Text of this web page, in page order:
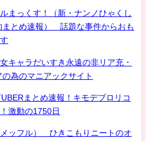
まっくす！（新・ナンノひゃくし
まとめ速報） 話題な事件からおも
キャラだいすき永遠の非リア充・
為のマニアックサイト
まとめ速報！キモデブロリコ
激動の1750日
ッフル） ひきこもりニートのオ